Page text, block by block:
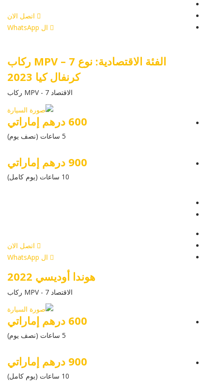
اتصل الان
ال WhatsApp
الفئة الاقتصادية: نوع MPV – 7 ركاب
كرنفال كيا 2023
الاقتصاد MPV - 7 ركاب
600 درهم إماراتي
5 ساعات (نصف يوم)
900 درهم إماراتي
10 ساعات (يوم كامل)
اتصل الان
ال WhatsApp
هوندا أوديسي 2022
الاقتصاد MPV - 7 ركاب
600 درهم إماراتي
5 ساعات (نصف يوم)
900 درهم إماراتي
10 ساعات (يوم كامل)